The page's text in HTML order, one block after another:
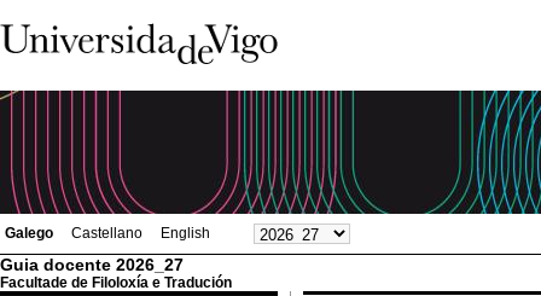
Galego Castellano English
Guia docente 2026_27
Facultade de Filoloxía e Tradución